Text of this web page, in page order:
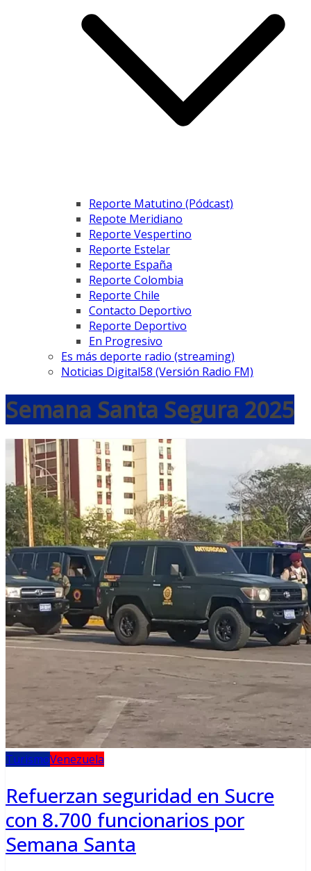
Reporte Matutino (Pódcast)
Repote Meridiano
Reporte Vespertino
Reporte Estelar
Reporte España
Reporte Colombia
Reporte Chile
Contacto Deportivo
Reporte Deportivo
En Progresivo
Es más deporte radio (streaming)
Noticias Digital58 (Versión Radio FM)
Semana Santa Segura 2025
TurismoVenezuela
Refuerzan seguridad en Sucre
con 8.700 funcionarios por
Semana Santa